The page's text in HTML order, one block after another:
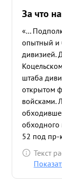
За что
«...
опытный и
дивизией.
штаба
открытом
войсками.
обходного
52 под пр-
Текст